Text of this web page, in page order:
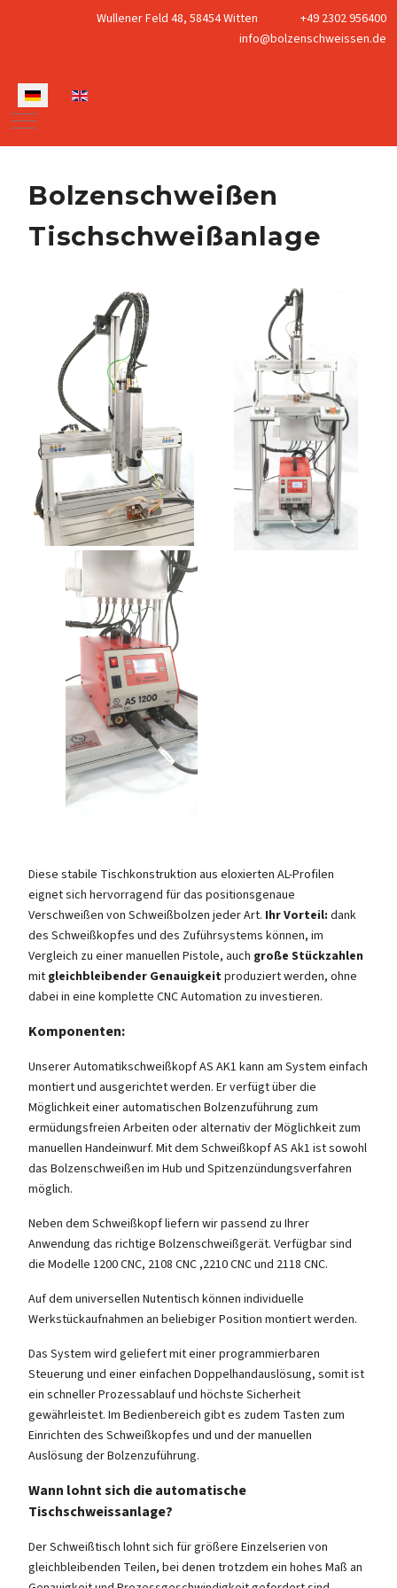
Wullener Feld 48, 58454 Witten
+49 2302 956400
info@bolzenschweissen.de
Sprache auswählen
Mobile Menu Toggle
Bolzenschweißen
Tischschweißanlage
Diese stabile Tischkonstruktion aus eloxierten AL-Profilen
eignet sich hervorragend für das positionsgenaue
Verschweißen von Schweißbolzen jeder Art. Ihr Vorteil: dank
des Schweißkopfes und des Zuführsystems können, im
Vergleich zu einer manuellen Pistole, auch große Stückzahlen
mit gleichbleibender Genauigkeitproduziert werden, ohne
dabei in eine komplette CNC Automation zu investieren.
Komponenten:
Unserer Automatikschweißkopf AS AK1 kann am System einfach
montiert und ausgerichtet werden. Er verfügt über die
Möglichkeit einer automatischen Bolzenzuführung zum
ermüdungsfreien Arbeiten oder alternativ der Möglichkeit zum
manuellen Handeinwurf. Mit dem Schweißkopf AS Ak1 ist sowohl
das Bolzenschweißen im Hub und Spitzenzündungsverfahren
möglich.
Neben dem Schweißkopf liefern wir passend zu Ihrer
Anwendung das richtige Bolzenschweißgerät. Verfügbar sind
die Modelle 1200 CNC, 2108 CNC ,2210 CNC und 2118 CNC.
Auf dem universellen Nutentisch können individuelle
Werkstückaufnahmen an beliebiger Position montiert werden.
Das System wird geliefert mit einer programmierbaren
Steuerung und einer einfachen Doppelhandauslösung, somit ist
ein schneller Prozessablauf und höchste Sicherheit
gewährleistet. Im Bedienbereich gibt es zudem Tasten zum
Einrichten des Schweißkopfes und und der manuellen
Auslösung der Bolzenzuführung.
Wann lohnt sich die automatische
Tischschweissanlage?
Der Schweißtisch lohnt sich für größere Einzelserien von
gleichbleibenden Teilen, bei denen trotzdem ein hohes Maß an